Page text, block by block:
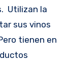
Utilizan la
sus vinos
tienen en